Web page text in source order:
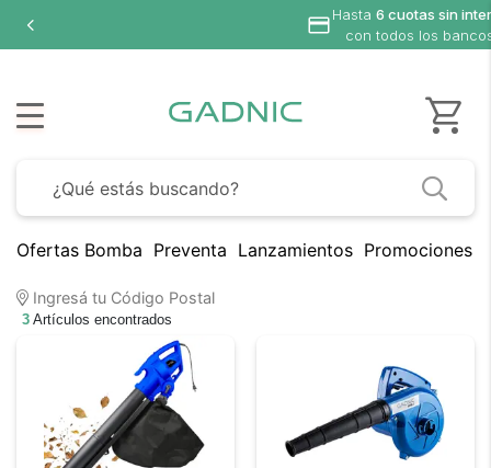
Hasta 6 cuotas sin
con todos los
Ofertas Bomba Preventa Lanzamientos Promociones
Ingresá tu Código Postal
3 Artículos encontrados